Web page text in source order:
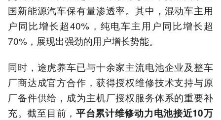
国新能源汽车保有量渗透率。其中，混动车主用
户同比增长超40%，纯电车主用户同比增长超
70%，展现出强劲的用户增长势能。
同时，途虎养车已与十余家主流电池企业及整车
厂商达成官方合作，获得授权维修技术支持与原
厂备件供给，成为主机厂授权服务体系的重要补
充。截至目前， 平台累计维修动力电池接近10万